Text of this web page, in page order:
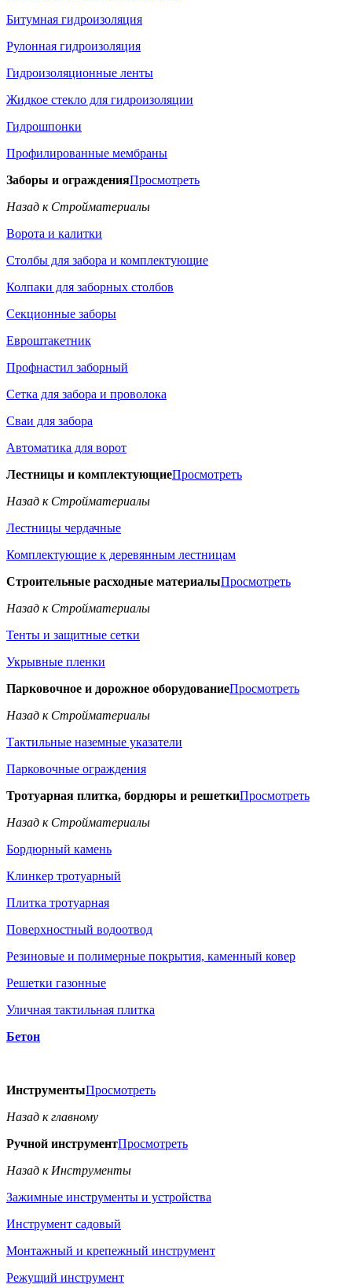
Битумная гидроизоляция
Рулонная гидроизоляция
Гидроизоляционные ленты
Жидкое стекло для гидроизоляции
Гидрошпонки
Профилированные мембраны
Заборы и огражденияПросмотреть
Назад к Стройматериалы
Ворота и калитки
Столбы для забора и комплектующие
Колпаки для заборных столбов
Секционные заборы
Евроштакетник
Профнастил заборный
Сетка для забора и проволока
Сваи для забора
Автоматика для ворот
Лестницы и комплектующиеПросмотреть
Назад к Стройматериалы
Лестницы чердачные
Комплектующие к деревянным лестницам
Строительные расходные материалыПросмотреть
Назад к Стройматериалы
Тенты и защитные сетки
Укрывные пленки
Парковочное и дорожное оборудованиеПросмотреть
Назад к Стройматериалы
Тактильные наземные указатели
Парковочные ограждения
Тротуарная плитка, бордюры и решеткиПросмотреть
Назад к Стройматериалы
Бордюрный камень
Клинкер тротуарный
Плитка тротуарная
Поверхностный водоотвод
Резиновые и полимерные покрытия, каменный ковер
Решетки газонные
Уличная тактильная плитка
Бетон
ИнструментыПросмотреть
Назад к главному
Ручной инструментПросмотреть
Назад к Инструменты
Зажимные инструменты и устройства
Инструмент садовый
Монтажный и крепежный инструмент
Режущий инструмент